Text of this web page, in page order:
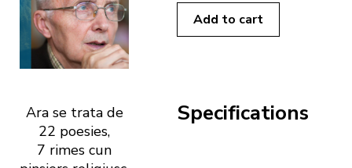
Ara se trata de
22 poesies,
7 rimes cun
Add to cart
Specifications